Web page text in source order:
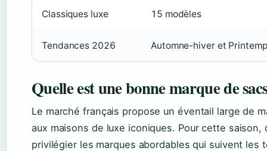
Classiques luxe 15 modèles
Tendances 2026 Automne-hiver et
Quelle est une bonne marque de
Le marché français propose un éventail large de
aux maisons de luxe iconiques. Pour cette
privilégier les marques abordables qui suivent les